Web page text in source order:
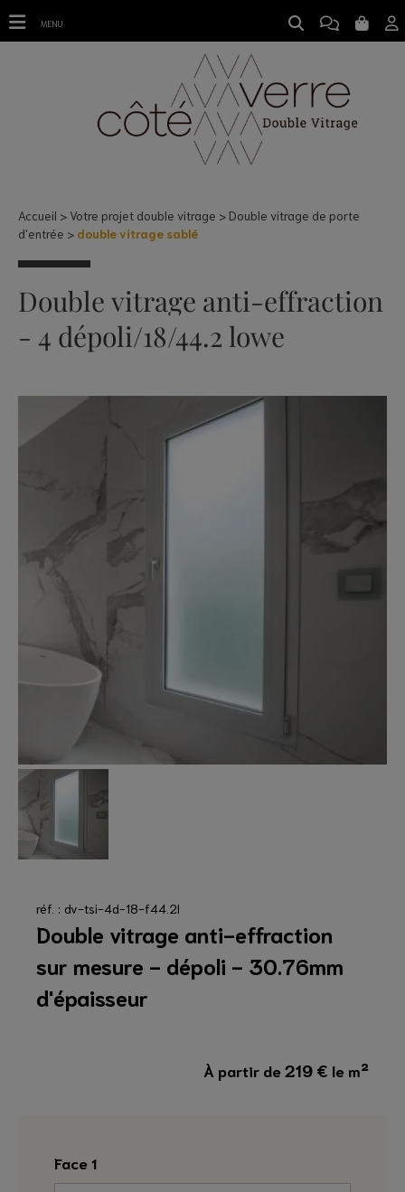
double vitrage sablé
Accueil Votre projet double vitrage
Double vitrage de porte
d'entrée
double vitrage sablé
Double vitrage anti-effraction
- 4 dépoli/18/44.2 lowe
réf. : dv-tsi-4d-18-f44.2l
Double vitrage anti-effraction
sur mesure - dépoli - 30.76mm
d'épaisseur
À partir de219 € le m²
Face 1
MENU